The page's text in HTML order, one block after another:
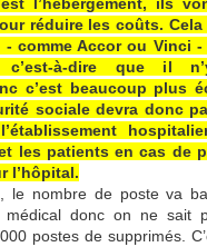
réduire les coûts. Cela
comme Accor ou Vinci
c’est-à-dire que il
c’est beaucoup plus
sociale devra donc
les patients en cas de
l’hôpital.
le nombre de poste va
médical donc on ne sait
postes de supprimés.